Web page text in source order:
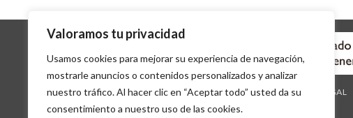
Valoramos tu privacidad
Usamos cookies para mejorar su experiencia de navegación,
mostrarle anuncios o contenidos personalizados y analizar
nuestro tráfico. Al hacer clic en “Aceptar todo” usted da su
consentimiento a nuestro uso de las cookies.
AVISO LEGAL